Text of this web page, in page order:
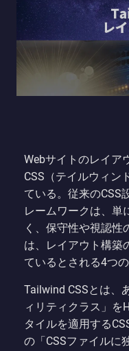
Webサイトのレイア
CSS（テイルウィン
ている。従来のCSS
レームワークは、単
く、保守性や視認性
は、レイアウト構築
ているとされる4つ
Tailwind CSSとは、
ィリティクラス」を
タイルを適用する
の「CSSファイルに